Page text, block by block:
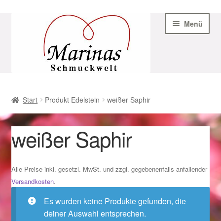
Navigation
Menü
AGB
Beispiel-Seite
Datenschutz
Geschenke zu Ostern 2023
Geschenke zu Ostern 2024
Start Produkt Edelstein weißer Saphir
weißer Saphir
Alle Preise inkl. gesetzl. MwSt. und zzgl. gegebenenfalls anfallender
Versandkosten.
Es wurden keine Produkte gefunden, die
deiner Auswahl entsprechen.